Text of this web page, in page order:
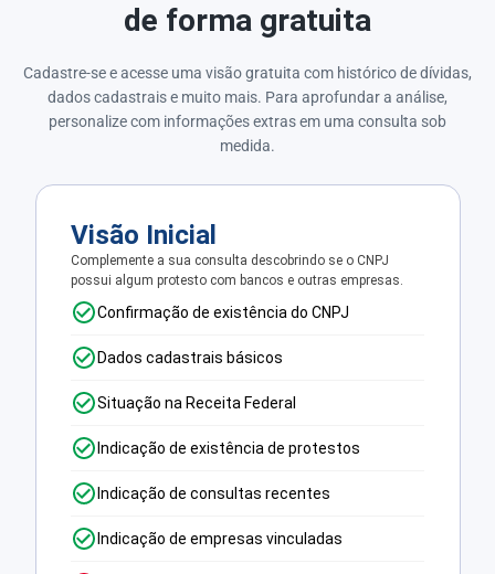
de forma gratuita
Cadastre-se e acesse uma visão gratuita com histórico de dívidas,
dados cadastrais e muito mais. Para aprofundar a análise,
personalize com informações extras em uma consulta sob
medida.
Visão Inicial
Complemente a sua consulta descobrindo se o CNPJ
possui algum protesto com bancos e outras empresas.
Confirmação de existência do CNPJ
Dados cadastrais básicos
Situação na Receita Federal
Indicação de existência de protestos
Indicação de consultas recentes
Indicação de empresas vinculadas